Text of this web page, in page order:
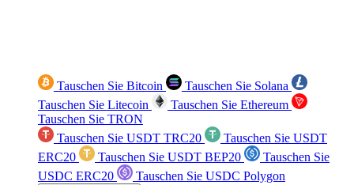
Tauschen Sie Bitcoin
Tauschen Sie Solana
Tauschen Sie Litecoin
Tauschen Sie Ethereum
Tauschen Sie TRON
Tauschen Sie USDT TRC20
Tauschen Sie USDT
ERC20
Tauschen Sie USDT BEP20
Tauschen Sie
USDC ERC20
Tauschen Sie USDC Polygon